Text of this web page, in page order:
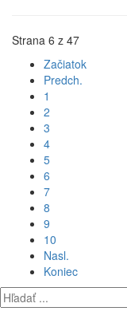
Strana 6 z 47
Začiatok
Predch.
1
2
3
4
5
6
7
8
9
10
Nasl.
Koniec